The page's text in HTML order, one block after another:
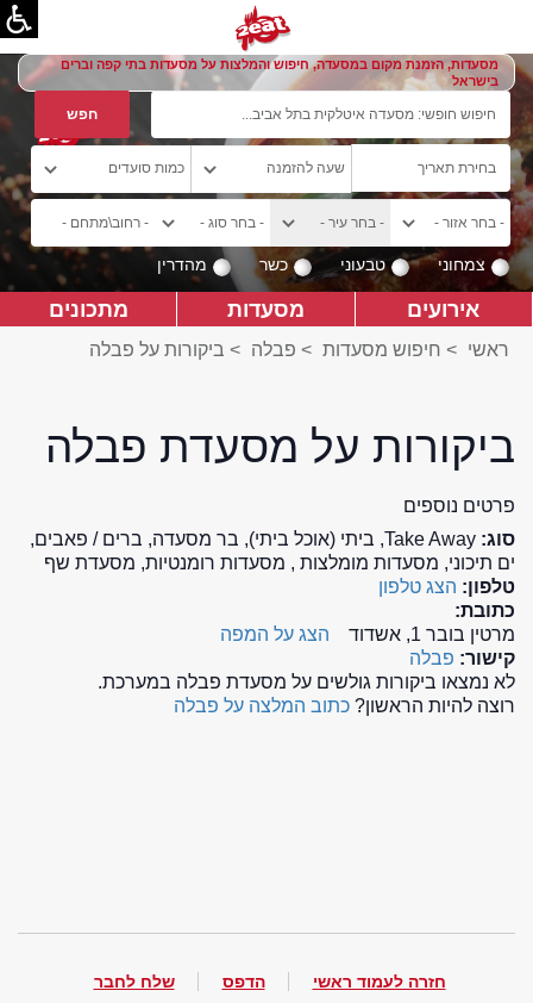
מסעדות, הזמנת מקום במסעדה, חיפוש והמלצות על מסעדות בתי קפה וברים
בישראל
צמחוני טבעוני כשר מהדרין
אירועים מסעדות מתכונים
ראשי > חיפוש מסעדות > פבלה > ביקורות על פבלה
ביקורות על מסעדת פבלה
פרטים נוספים
סוג:
Take Away, ביתי (אוכל ביתי), בר מסעדה, ברים / פאבים,
ים תיכוני, מסעדות מומלצות , מסעדות רומנטיות, מסעדת שף
טלפון: הצג טלפון
כתובת:
מרטין בובר 1, אשדוד
הצג על המפה
קישור: פבלה
לא נמצאו ביקורות גולשים על מסעדת פבלה במערכת.
רוצה להיות הראשון? כתוב המלצה על פבלה
חזרה לעמוד ראשי הדפס שלח לחבר